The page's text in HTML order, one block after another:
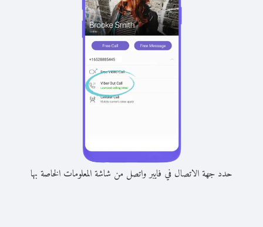
حدد جهة الاتصال في فايبر واتصل من شاشة المعلومات الخاصة بها